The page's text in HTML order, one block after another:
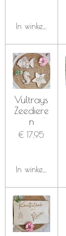
In winkelwagen
Vultrays
Zeediere
n
€ 17,95
In winkelwagen